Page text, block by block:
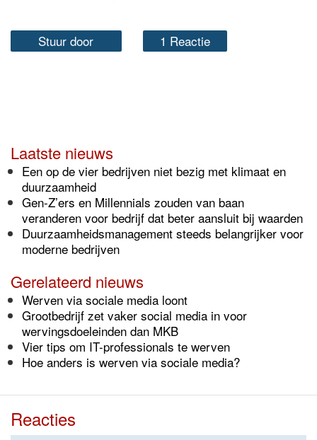
Stuur door 1 Reactie
Laatste nieuws
Een op de vier bedrijven niet bezig met klimaat en
duurzaamheid
Gen-Z’ers en Millennials zouden van baan
veranderen voor bedrijf dat beter aansluit bij waarden
Duurzaamheidsmanagement steeds belangrijker voor
moderne bedrijven
Gerelateerd nieuws
Werven via sociale media loont
Grootbedrijf zet vaker social media in voor
wervingsdoeleinden dan MKB
Vier tips om IT-professionals te werven
Hoe anders is werven via sociale media?
Reacties